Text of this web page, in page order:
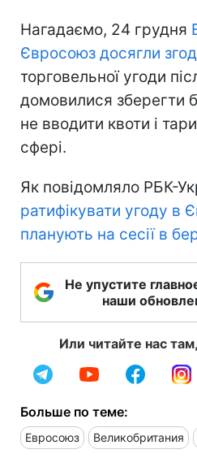
Нагадаємо, 24 грудня
Євросоюз досягли
торговельної угоди
домовилися зберегти
не вводити квоти і
сфері.
Як повідомляло РБК-
ратифікувати угоду в
планують на сесії в
Не упустите
наши
Или читайте нас
Больше по теме:
Евросоюз Великобритания